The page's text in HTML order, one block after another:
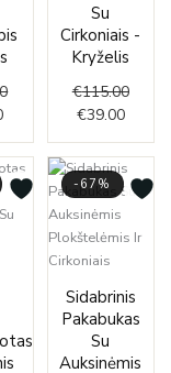
Su
Cirkoniais -
Kryželis
€115.00
€39.00
Original
Current
-67%
Sidabrinis
Pakabukas
Su
Auksinėmis
price
was:
price
is: